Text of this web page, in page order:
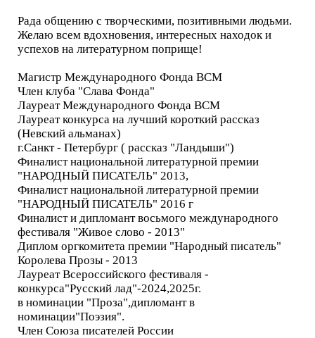
Рада общению с творческими, позитивными людьми.
Желаю всем вдохновения, интересных находок и
успехов на литературном поприще!
Магистр Международного Фонда ВСМ
Член клуба "Слава Фонда"
Лауреат Международного Фонда ВСМ
Лауреат конкурса на лучший короткий рассказ
(Невский альманах)
г.Санкт - Петербург ( рассказ "Ландыши")
Финалист национальной литературной премии
"НАРОДНЫЙ ПИСАТЕЛЬ" 2013,
Финалист национальной литературной премии
"НАРОДНЫЙ ПИСАТЕЛЬ" 2016 г
Финалист и дипломант восьмого международного
фестиваля "Живое слово - 2013"
Диплом оргкомитета премии "Народный писатель"
Королева Прозы - 2013
Лауреат Всероссийского фестиваля -
конкурса"Русский лад"-2024,2025г.
в номинации "Проза",дипломант в
номинации"Поэзия".
Член Союза писателей России